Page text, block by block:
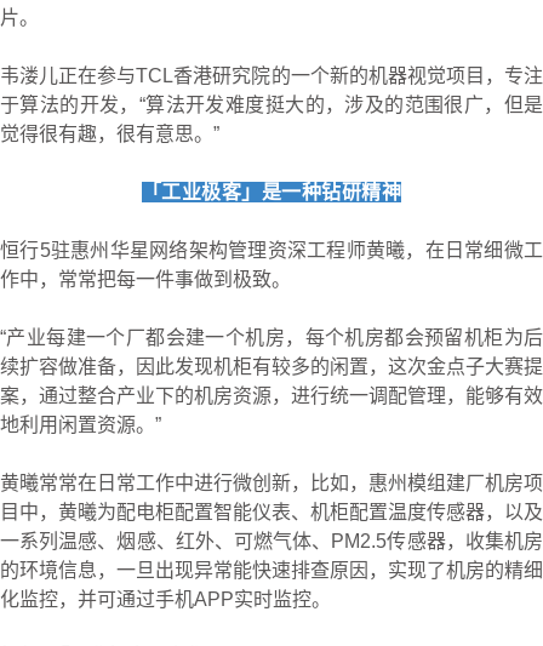
片。
韦溇儿正在参与TCL香港研究院的一个新的机器视觉项目，专注
于算法的开发， “算法开发难度挺大的，涉及的范围很广，但是
觉得很有趣，很有意思。 ”
「工业极客」是一种钻研精神
恒行5驻惠州华星网络架构管理资深工程师黄曦，在日常细微工
作中，常常把每一件事做到极致。
“产业每建一个厂都会建一个机房，每个机房都会预留机柜为后
续扩容做准备，因此发现机柜有较多的闲置，这次金点子大赛提
案，通过整合产业下的机房资源，进行统一调配管理，能够有效
地利用闲置资源。”
黄曦常常在日常工作中进行微创新，比如，惠州模组建厂机房项
目中，黄曦为配电柜配置智能仪表、机柜配置温度传感器，以及
一系列温感、烟感、红外、可燃气体、 PM2.5传感器，收集机房
的环境信息，一旦出现异常能快速排查原因，实现了机房的精细
化监控，并可通过手机APP实时监控。